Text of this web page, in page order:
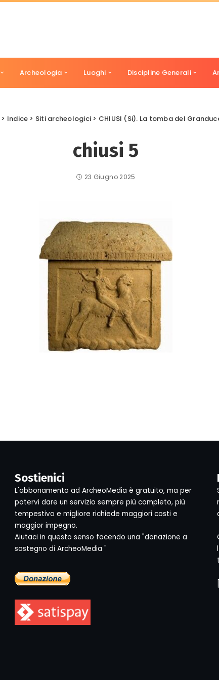
Archeologia Luoghi Discipline Generali
> Indice > Siti archeologici > CHIUSI (Si). La tomba del
chiusi 5
23 Giugno 2025
Sostienici
L'abbonamento ad ArcheoMedia è gratuito, ma per
potervi dare un servizio sempre più completo, più
tempestivo e migliore richiede maggiori costi e
maggior impegno.
Aiutaci in questo senso facendo una "donazione a
sostegno di ArcheoMedia "
[